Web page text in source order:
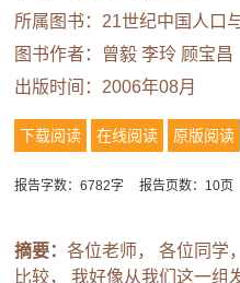
所属图书： 21世纪中国人口
图书作者： 曾毅 李玲 顾宝昌
出版时间：2006年08月
下载阅读 在线阅读 原版阅读
报告字数：6782字 报告页数：10页
摘要：各位老师， 各位同学
比较， 我好像从我们这一组